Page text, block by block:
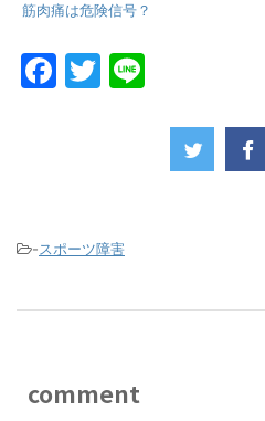
筋肉痛は危険信号？
F
o
k
T
-スポーツ障害
comment